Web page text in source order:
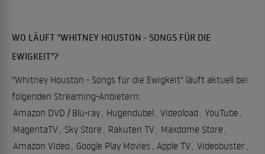
WO LÄUFT "WHITNEY HOUSTON - SONGS FÜR DIE
EWIGKEIT"?
"Whitney Houston - Songs für die Ewigkeit" läuft aktuell bei
folgenden Streaming-Anbietern:
Amazon DVD / Blu-ray, Hugendubel , Videoload , YouTube ,
MagentaTV, Sky Store , Rakuten TV, Maxdome Store ,
Amazon Video , Google Play Movies, Apple TV, Videobuster,